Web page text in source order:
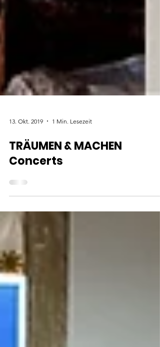
13. Okt. 2019 1 Min. Lesezeit
TRÄUMEN & MACHEN